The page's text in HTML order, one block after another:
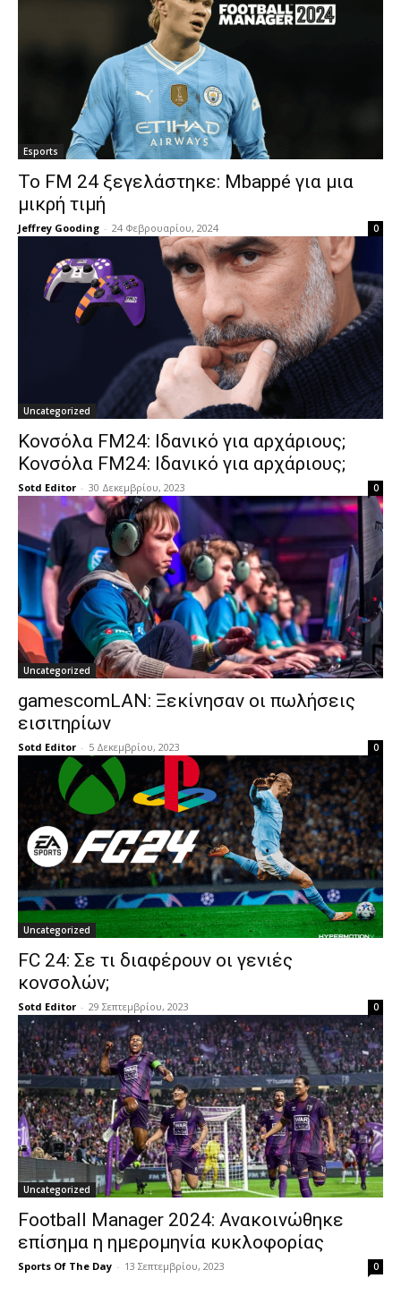
Esports
Το FM 24 ξεγελάστηκε: Mbappé για μια
μικρή τιμή
Jeffrey Gooding - 24 Φεβρουαρίου, 2024 0
Uncategorized
Κονσόλα FM24: Ιδανικό για αρχάριους;
Κονσόλα FM24: Ιδανικό για αρχάριους;
Sotd Editor - 30 Δεκεμβρίου, 2023 0
Uncategorized
gamescomLAN: Ξεκίνησαν οι πωλήσεις
εισιτηρίων
Sotd Editor - 5 Δεκεμβρίου, 2023 0
Uncategorized
FC 24: Σε τι διαφέρουν οι γενιές
κονσολών;
Sotd Editor - 29 Σεπτεμβρίου, 2023 0
Uncategorized
Football Manager 2024: Ανακοινώθηκε
επίσημα η ημερομηνία κυκλοφορίας
Sports Of The Day - 13 Σεπτεμβρίου, 2023 0